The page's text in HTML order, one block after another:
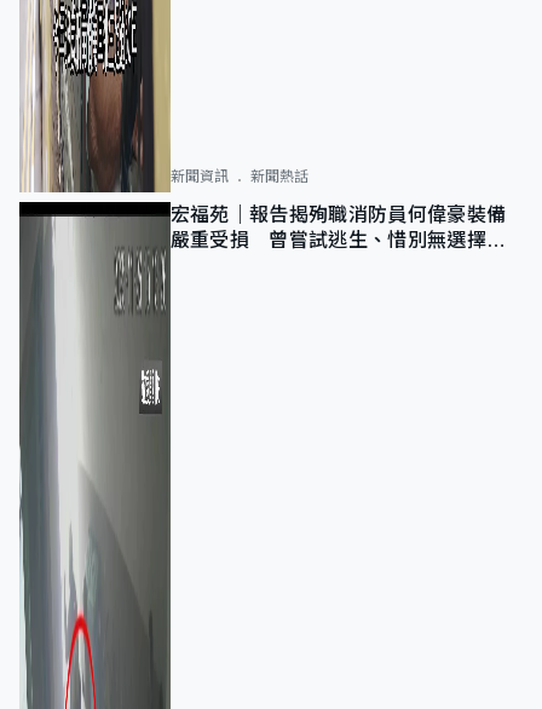
新聞資訊 新聞熱話
宏福苑｜報告揭殉職消防員何偉豪裝備
嚴重受損 曾嘗試逃生、惜別無選擇下